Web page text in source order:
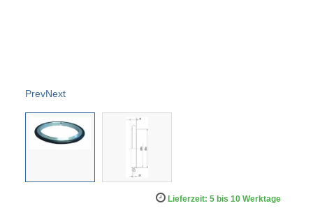
PrevNext
Lieferzeit: 5 bis 10 Werktage